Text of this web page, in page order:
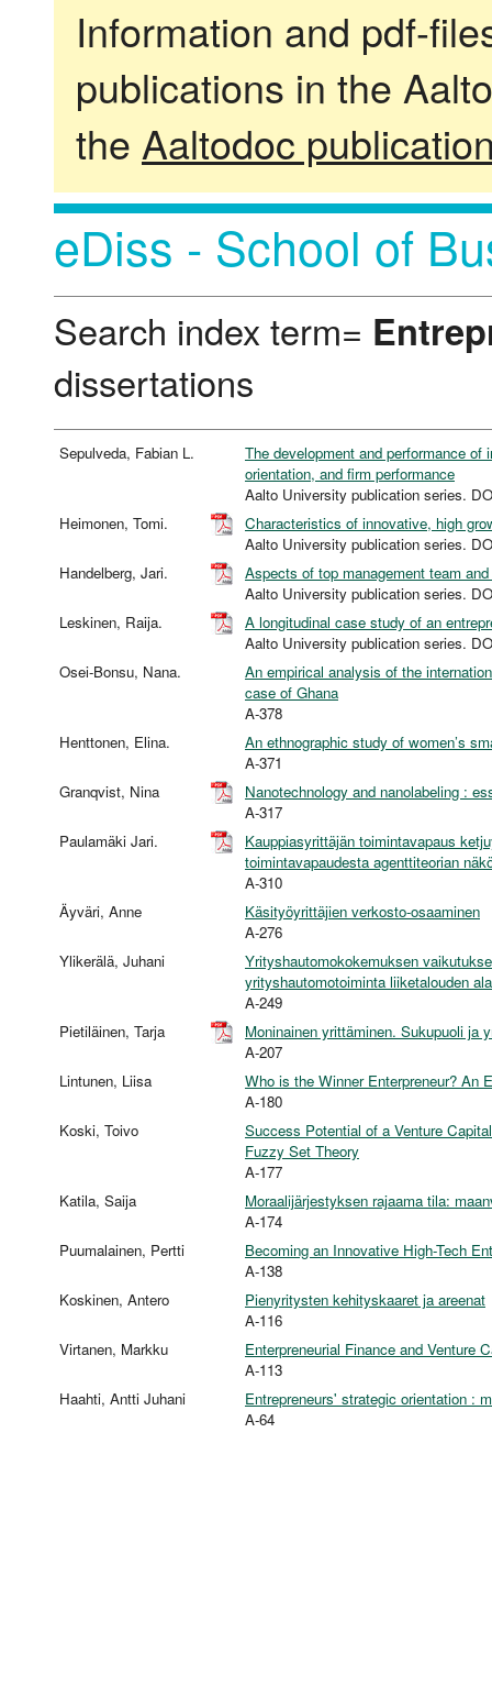
Information and pdf-
publications in the
the Aaltodoc
eDiss - School of
Search index term=
dissertations
Sepulveda, Fabian L.
The development and performance
orientation, and firm performance
Aalto University publication series.
Heimonen, Tomi.
Characteristics of innovative, high
Aalto University publication series.
Handelberg, Jari.
Aspects of top management team
Aalto University publication series.
Leskinen, Raija.
A longitudinal case study of an
Aalto University publication series.
Osei-Bonsu, Nana.
An empirical analysis of the
case of Ghana
A-378
Henttonen, Elina.
An ethnographic study of women’s
A-371
Granqvist, Nina
Nanotechnology and nanolabeling :
A-317
Paulamäki Jari.
Kauppiasyrittäjän toimintavapaus
toimintavapaudesta agenttiteorian
A-310
Äyväri, Anne
Käsityöyrittäjien verkosto-osaaminen
A-276
Ylikerälä, Juhani
Yrityshautomokokemuksen
yrityshautomotoiminta liiketalouden
A-249
Pietiläinen, Tarja
Moninainen yrittäminen. Sukupuoli ja
A-207
Lintunen, Liisa
Who is the Winner Enterpreneur? An
A-180
Koski, Toivo
Success Potential of a Venture
Fuzzy Set Theory
A-177
Katila, Saija
Moraalijärjestyksen rajaama tila:
A-174
Puumalainen, Pertti
Becoming an Innovative High-Tech
A-138
Koskinen, Antero
Pienyritysten kehityskaaret ja areenat
A-116
Virtanen, Markku
Enterpreneurial Finance and Venture
A-113
Haahti, Antti Juhani
Entrepreneurs' strategic orientation :
A-64